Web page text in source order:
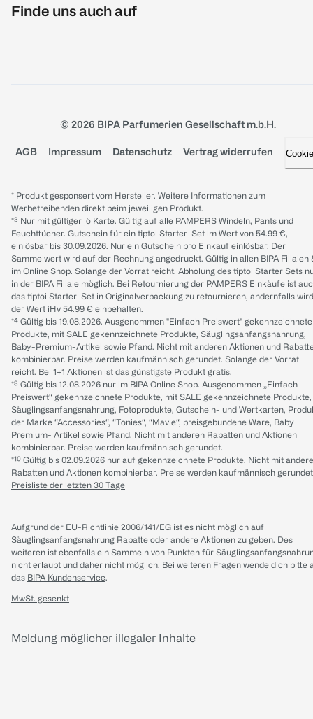
Finde uns auch auf
© 2026 BIPA Parfumerien Gesellschaft m.b.H.
AGB Impressum Datenschutz Vertrag widerrufen
* Produkt gesponsert vom Hersteller. Weitere Informationen zum
Werbetreibenden direkt beim jeweiligen Produkt.
*³ Nur mit gültiger jö Karte. Gültig auf alle PAMPERS Windeln, Pants und
Feuchttücher. Gutschein für ein tiptoi Starter-Set im Wert von 54.99 €,
einlösbar bis 30.09.2026. Nur ein Gutschein pro Einkauf einlösbar. Der
Sammelwert wird auf der Rechnung angedruckt. Gültig in allen BIPA Filialen
im Online Shop. Solange der Vorrat reicht. Abholung des tiptoi Starter Sets
in der BIPA Filiale möglich. Bei Retournierung der PAMPERS Einkäufe ist
das tiptoi Starter-Set in Originalverpackung zu retournieren, andernfalls wird
der Wert iHv 54.99 € einbehalten.
*⁴ Gültig bis 19.08.2026. Ausgenommen "Einfach Preiswert" gekennzeichnete
Produkte, mit SALE gekennzeichnete Produkte, Säuglingsanfangsnahrung,
Baby-Premium-Artikel sowie Pfand. Nicht mit anderen Aktionen und
kombinierbar. Preise werden kaufmännisch gerundet. Solange der Vorrat
reicht. Bei 1+1 Aktionen ist das günstigste Produkt gratis.
*⁸ Gültig bis 12.08.2026 nur im BIPA Online Shop. Ausgenommen „Einfach
Preiswert“ gekennzeichnete Produkte, mit SALE gekennzeichnete Produkte,
Säuglingsanfangsnahrung, Fotoprodukte, Gutschein- und Wertkarten,
der Marke “Accessories“, “Tonies“, “Mavie“, preisgebundene Ware, Baby
Premium- Artikel sowie Pfand. Nicht mit anderen Rabatten und Aktionen
kombinierbar. Preise werden kaufmännisch gerundet.
*¹⁰ Gültig bis 02.09.2026 nur auf gekennzeichnete Produkte. Nicht mit
Rabatten und Aktionen kombinierbar. Preise werden kaufmännisch
Preisliste der letzten 30 Tage
Aufgrund der EU-Richtlinie 2006/141/EG ist es nicht möglich auf
Säuglingsanfangsnahrung Rabatte oder andere Aktionen zu geben. Des
weiteren ist ebenfalls ein Sammeln von Punkten für
nicht erlaubt und daher nicht möglich. Bei weiteren Fragen wende dich bitte
das BIPA Kundenservice.
MwSt. gesenkt
Meldung möglicher illegaler Inhalte